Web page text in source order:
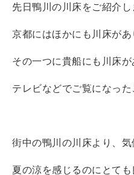
先日鴨川の川床をご紹介し
京都にはほかにも川床があ
その一つに貴船にも川床が
テレビなどでご覧になった
街中の鴨川の川床より、気
夏の涼を感じるのにとても